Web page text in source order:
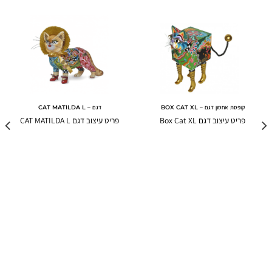
קופסת אחסון דגם – BOX CAT XL
פריט עיצוב דגם Box Cat XL
דגם – CAT MATILDA L
פריט עיצוב דגם CAT MATILDA L